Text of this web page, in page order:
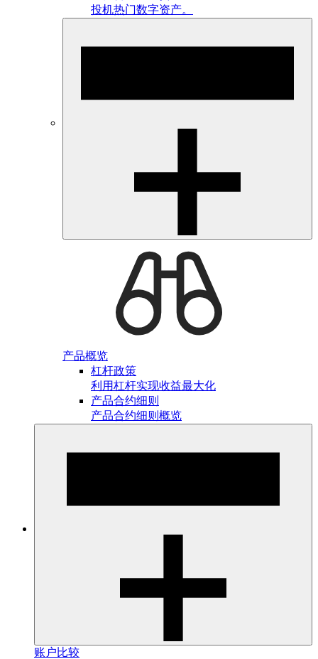
投机热门数字资产。
产品概览
杠杆政策
利用杠杆实现收益最大化
产品合约细则
产品合约细则概览
账户比较